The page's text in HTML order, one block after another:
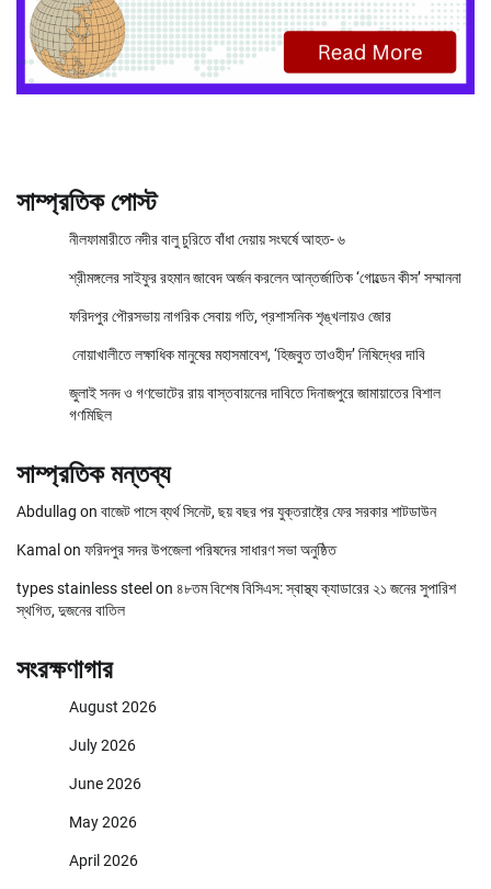
সাম্প্রতিক পোস্ট
নীলফামারীতে নদীর বালু চুরিতে বাঁধা দেয়ায় সংঘর্ষে আহত- ৬
শ্রীমঙ্গলের সাইফুর রহমান জাবেদ অর্জন করলেন আন্তর্জাতিক ‘গোল্ডেন কীস’ সম্মাননা
ফরিদপুর পৌরসভায় নাগরিক সেবায় গতি, প্রশাসনিক শৃঙ্খলায়ও জোর
নোয়াখালীতে লক্ষাধিক মানুষের মহাসমাবেশ, ‘হিজবুত তাওহীদ’ নিষিদ্ধের দাবি
জুলাই সনদ ও গণভোটের রায় বাস্তবায়নের দাবিতে দিনাজপুরে জামায়াতের বিশাল
গণমিছিল
সাম্প্রতিক মন্তব্য
Abdullag on বাজেট পাসে ব্যর্থ সিনেট, ছয় বছর পর যুক্তরাষ্ট্রে ফের সরকার শাটডাউন
Kamal on ফরিদপুর সদর উপজেলা পরিষদের সাধারণ সভা অনুষ্ঠিত
types stainless steel on ৪৮তম বিশেষ বিসিএস: স্বাস্থ্য ক্যাডারের ২১ জনের সুপারিশ
স্থগিত, দুজনের বাতিল
সংরক্ষণাগার
August 2026
July 2026
June 2026
May 2026
April 2026